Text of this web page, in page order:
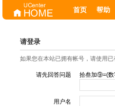
首页 帮助
请登录
如果您在本站已拥有帐号，请使用
请先回答问题 拾叁加⑨=(数
用户名